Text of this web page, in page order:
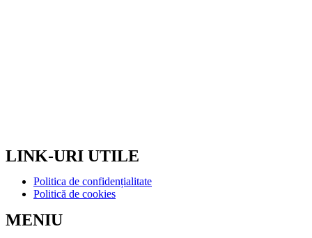
LINK-URI UTILE
Politica de confidențialitate
Politică de cookies
MENIU